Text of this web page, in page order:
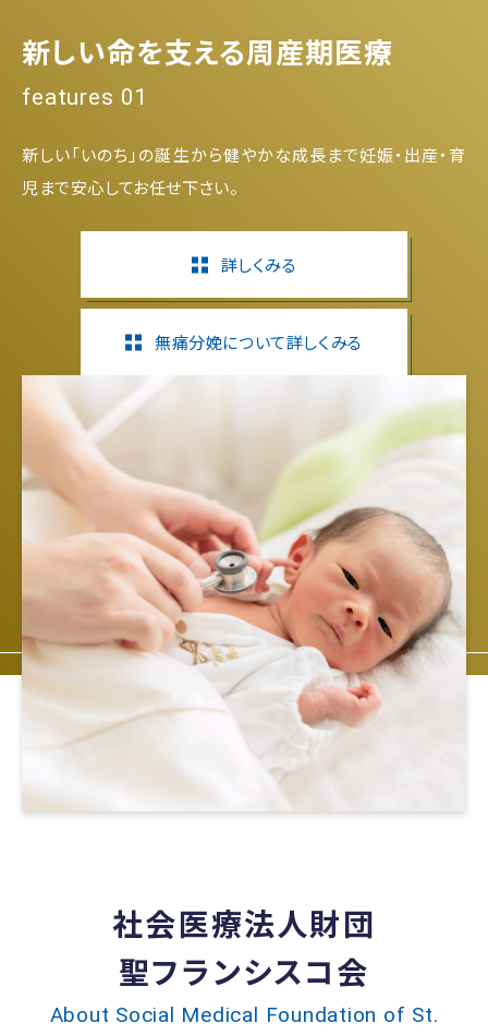
新しい命を支える周産期医療
features 01
新しい「いのち」の誕生から健やかな成長まで妊娠・出産・育
児まで安心してお任せ下さい。
詳しくみる
無痛分娩について詳しくみる
社会医療法人財団
聖フランシスコ会
About Social Medical Foundation of St.